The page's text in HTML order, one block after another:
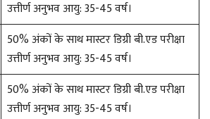
उत्तीर्ण अनुभव आयु: 35-45 वर्ष।
50% अंकों के साथ मास्टर डिग्री बी.एड परीक्षा
उत्तीर्ण अनुभव आयु: 35-45 वर्ष।
50% अंकों के साथ मास्टर डिग्री बी.एड परीक्षा
उत्तीर्ण अनुभव आयु: 35-45 वर्ष।